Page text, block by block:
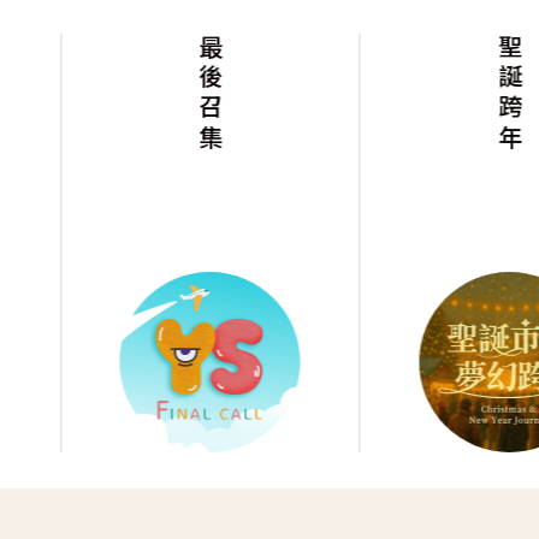
最後召集 聖誕跨年